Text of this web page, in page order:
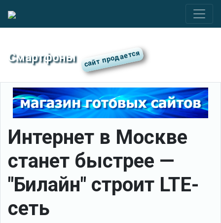
Смартфоны
Интернет в Москве
станет быстрее —
"Билайн" строит LTE-
сеть